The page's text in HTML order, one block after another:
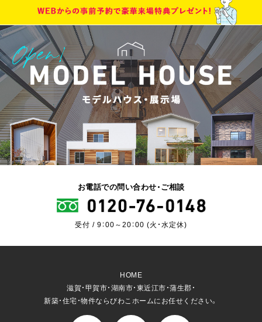
お電話での問い合わせ・ご相談
受付 / 9：00～20：00 (火・水定休)
HOME
滋賀・甲賀市・湖南市・東近江市・蒲生郡・
新築・住宅・物件ならびわこホームにお任せください。